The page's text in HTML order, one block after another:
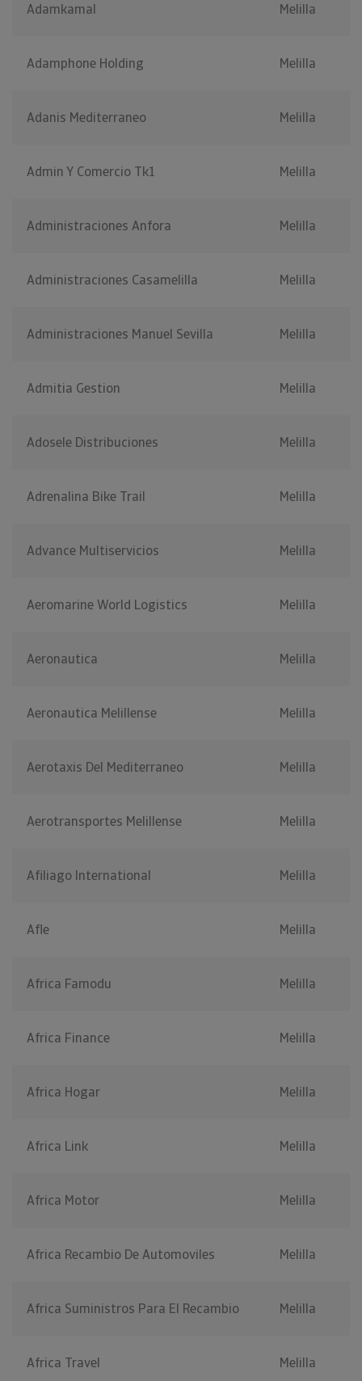
Adamkamal Melilla
Adamphone Holding Melilla
Adanis Mediterraneo Melilla
Admin Y Comercio Tk1 Melilla
Administraciones Anfora Melilla
Administraciones Casamelilla Melilla
Administraciones Manuel Sevilla Melilla
Admitia Gestion Melilla
Adosele Distribuciones Melilla
Adrenalina Bike Trail Melilla
Advance Multiservicios Melilla
Aeromarine World Logistics Melilla
Aeronautica Melilla
Aeronautica Melillense Melilla
Aerotaxis Del Mediterraneo Melilla
Aerotransportes Melillense Melilla
Afiliago International Melilla
Afle Melilla
Africa Famodu Melilla
Africa Finance Melilla
Africa Hogar Melilla
Africa Link Melilla
Africa Motor Melilla
Africa Recambio De Automoviles Melilla
Africa Suministros Para El Recambio Melilla
Africa Travel Melilla